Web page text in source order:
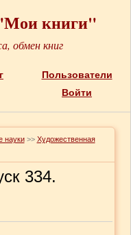
книги"
обмен книг
Пользователи
Войти
науки >> Художественная
334.